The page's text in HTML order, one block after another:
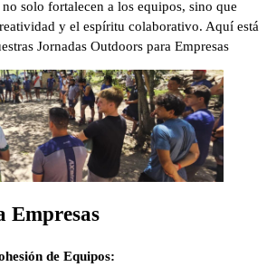
solo fortalecen a los equipos, sino que
y el espíritu colaborativo. Aquí está
Jornadas Outdoors para Empresas
Empresas
de Equipos: